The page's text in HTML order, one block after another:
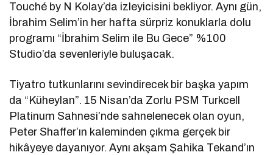
Touché by N Kolay’da izleyicisini bekliyor. Aynı gün,
İbrahim Selim’in her hafta sürpriz konuklarla dolu
programı “İbrahim Selim ile Bu Gece” %100
Studio’da sevenleriyle buluşacak.
Tiyatro tutkunlarını sevindirecek bir başka yapım
da “Küheylan”. 15 Nisan’da Zorlu PSM Turkcell
Platinum Sahnesi’nde sahnelenecek olan oyun,
Peter Shaffer’ın kaleminden çıkma gerçek bir
hikâyeye dayanıyor. Aynı akşam Şahika Tekand’ın